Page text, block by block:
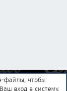
файлы, чтобы
вход в систему,